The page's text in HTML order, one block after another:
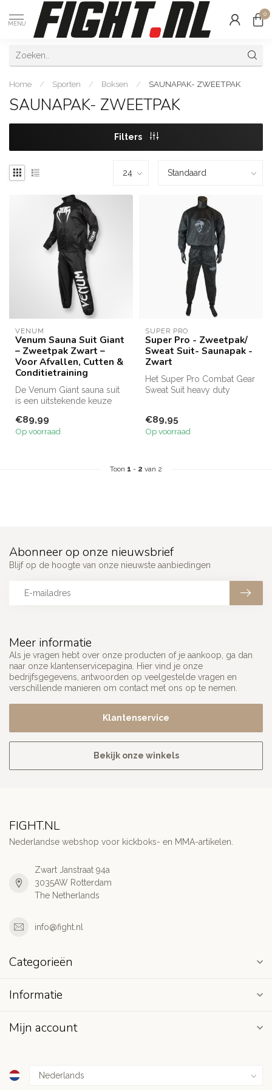
MENU
0
Home / Sporten / Boksen / SAUNAPAK- ZWEETPAK
SAUNAPAK- ZWEETPAK
Filters
VENUM
Venum Sauna Suit Giant
– Zweetpak Zwart –
Voor Afvallen, Cutten &
Conditietraining
De Venum Giant sauna suit
is een uitstekende keuze
waterge...
€89,99
Op voorraad
SUPER PRO
Super Pro - Zweetpak/
Sweat Suit- Saunapak -
Zwart
Het Super Pro Combat Gear
Sweat Suit heavy duty
€89,95
Op voorraad
Toon 1 - 2 van 2
Meer informatie
Als je vragen hebt over onze producten of je aankoop, ga dan
naar onze klantenservicepagina. Hier vind je onze
bedrijfsgegevens, antwoorden op veelgestelde vragen en
verschillende manieren om contact met ons op te nemen.
Klantenservice
Bekijk onze winkels
Abonneer op onze nieuwsbrief
Blijf op de hoogte van onze nieuwste aanbiedingen
FIGHT.NL
Nederlandse webshop voor kickboks- en MMA-artikelen.
Zwart Janstraat 94a
3035AW Rotterdam
The Netherlands
info@fight.nl
Categorieën
Informatie
Mijn account